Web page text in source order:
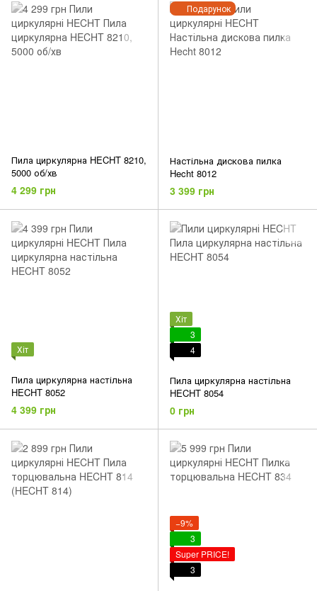
Пила циркулярна HECHT 8210,
5000 об/хв
4 299 грн
Подарунок
Настільна дискова пилка
Hecht 8012
3 399 грн
Хіт
Пила циркулярна настільна
HECHT 8052
4 399 грн
Хіт
3
4
Пила циркулярна настільна
HECHT 8054
0 грн
−9%
3
Super PRICE!
3